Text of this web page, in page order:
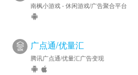
南枫小游戏 - 休闲游戏/广告聚合平台
广点通/优量汇
腾讯广点通/优量汇广告变现